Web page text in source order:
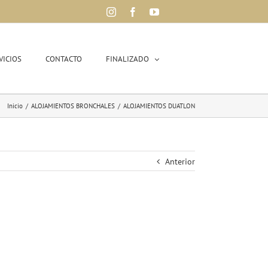
InstagramFacebookYouTube
CONTACTO FINALIZADO
Inicio / ALOJAMIENTOS BRONCHALES / ALOJAMIENTOS DUATLON
Anterior